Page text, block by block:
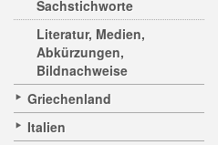
Sachstichworte
Literatur, Medien,
Abkürzungen,
Bildnachweise
Griechenland
Italien